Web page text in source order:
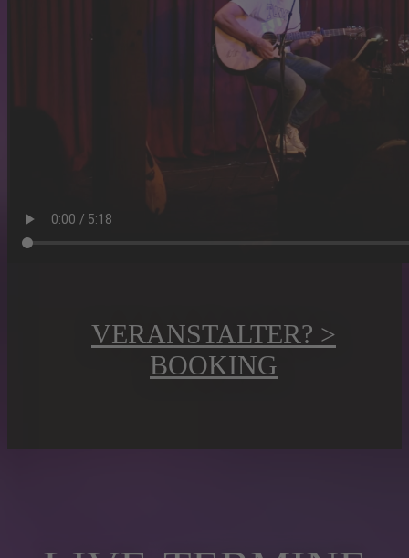
VERANSTALTER? >
BOOKING